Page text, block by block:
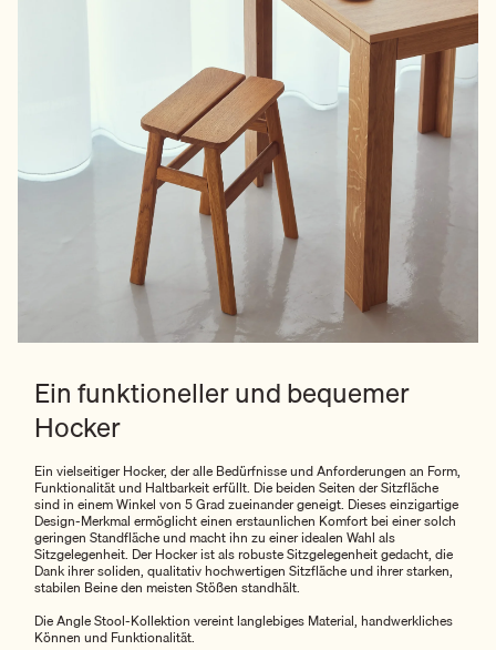
Ein funktioneller und bequemer
Hocker
Ein vielseitiger Hocker, der alle Bedürfnisse und Anforderungen an Form,
Funktionalität und Haltbarkeit erfüllt. Die beiden Seiten der Sitzfläche
sind in einem Winkel von 5 Grad zueinander geneigt. Dieses einzigartige
Design-Merkmal ermöglicht einen erstaunlichen Komfort bei einer solch
geringen Standfläche und macht ihn zu einer idealen Wahl als
Sitzgelegenheit. Der Hocker ist als robuste Sitzgelegenheit gedacht, die
Dank ihrer soliden, qualitativ hochwertigen Sitzfläche und ihrer starken,
stabilen Beine den meisten Stößen standhält.
Die Angle Stool-Kollektion vereint langlebiges Material, handwerkliches
Können und Funktionalität.